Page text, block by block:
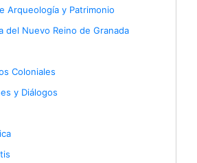
Arqueología y Patrimonio
del Nuevo Reino de Granada
Coloniales
y Diálogos